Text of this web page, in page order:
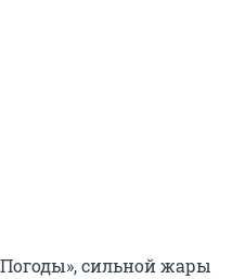
сильной жары